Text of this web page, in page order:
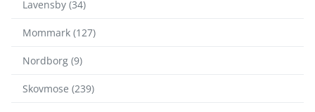
Lavensby (34)
Mommark (127)
Nordborg (9)
Skovmose (239)